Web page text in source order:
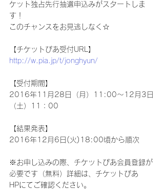
ケット独占先行抽選申込みがスタートしま
す！
このチャンスをお見逃しなく☆
【チケットぴあ受付URL】
http://w.pia.jp/t/jonghyun/
【受付期間】
2016年11月28日（月）11:00～12月3日
（土）11：00
【結果発表】
2016年12月6日(火)18:00頃から順次
※お申し込みの際、チケットぴあ会員登録が
必要です（無料）詳細は、チケットぴあ
HPにてご確認ください。